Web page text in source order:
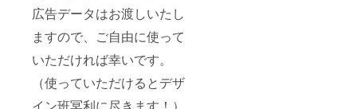
広告データはお渡しいたし
ますので、ご自由に使って
いただければ幸いです。
（使っていただけるとデザ